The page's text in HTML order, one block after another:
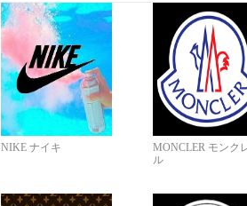
NIKE ナイキ
MONCLER モンク
ル